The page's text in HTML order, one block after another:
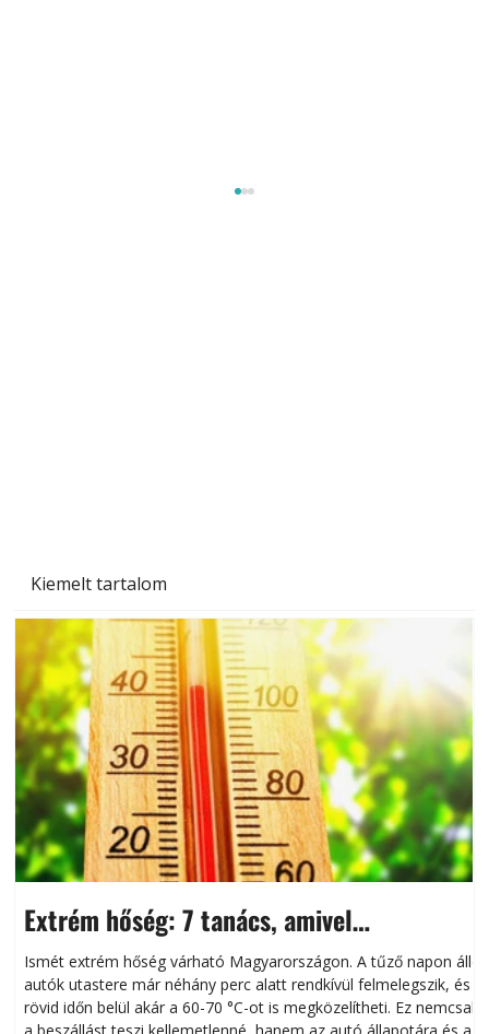
Kiemelt tartalom
Extrém hőség: 7 tanács, amivel
megóvhatjuk autónkat a nyári károktól
Ismét extrém hőség várható Magyarországon. A tűző napon álló
autók utastere már néhány perc alatt rendkívül felmelegszik, és
rövid időn belül akár a 60-70 °C-ot is megközelítheti. Ez nemcsak